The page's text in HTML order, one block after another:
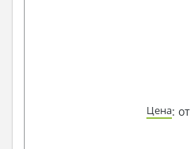
Цена: от